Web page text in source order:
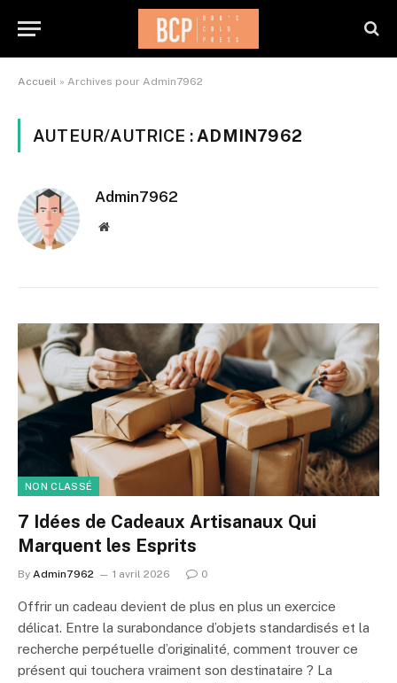
Accueil » Archives pour Admin7962
AUTEUR/AUTRICE : ADMIN7962
Admin7962
Website
NON CLASSÉ
7 Idées de Cadeaux Artisanaux Qui
Marquent les Esprits
By Admin7962 1 avril 2026 0
Offrir un cadeau devient de plus en plus un exercice
délicat. Entre la surabondance d’objets standardisés et la
recherche perpétuelle d’originalité, comment trouver ce
présent qui touchera vraiment son destinataire ? La